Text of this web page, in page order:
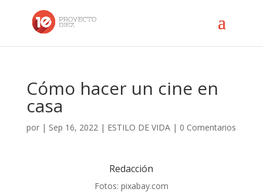
Cómo hacer un cine en
casa
por | Sep 16, 2022| ESTILO DE VIDA| 0 Comentarios
Redacción
Fotos: pixabay.com